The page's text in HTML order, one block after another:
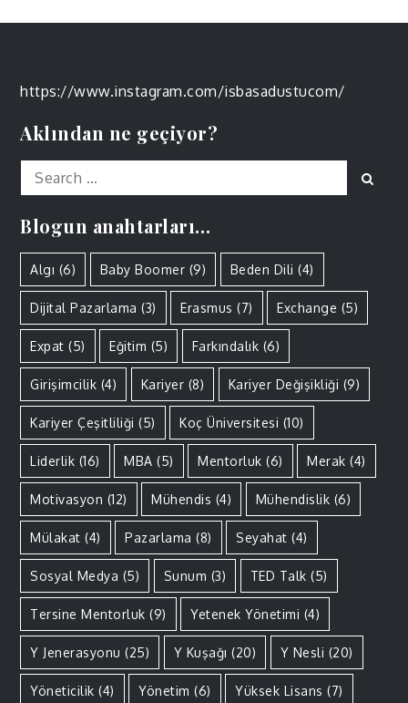
https://www.instagram.com/isbasadustucom/
Aklından ne geçiyor?
Search
for:
Blogun anahtarları…
Algı (6) Baby Boomer (9) Beden Dili (4)
Dijital Pazarlama (3) Erasmus (7) Exchange (5)
Expat (5) Eğitim (5) Farkındalık (6)
Girişimcilik (4) Kariyer (8) Kariyer Değişikliği (9)
Kariyer Çeşitliliği (5) Koç Üniversitesi (10)
Liderlik (16) MBA (5) Mentorluk (6) Merak (4)
Motivasyon (12) Mühendis (4) Mühendislik (6)
Mülakat (4) Pazarlama (8) Seyahat (4)
Sosyal Medya (5) Sunum (3) TED Talk (5)
Tersine Mentorluk (9) Yetenek Yönetimi (4)
Y Jenerasyonu (25) Y Kuşağı (20) Y Nesli (20)
Yöneticilik (4) Yönetim (6) Yüksek Lisans (7)